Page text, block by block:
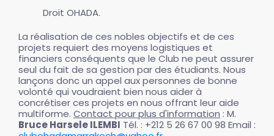
Droit OHADA.
La réalisation de ces nobles objectifs et de ces
projets requiert des moyens logistiques et
financiers conséquents que le Club ne peut assurer
seul du fait de sa gestion par des étudiants. Nous
lançons donc un appel aux personnes de bonne
volonté qui voudraient bien nous aider à
concrétiser ces projets en nous offrant leur aide
multiforme. Contact pour plus d'information : M.
Bruce Harsele ILEMBI Tél. : +212 5 26 67 00 98 Email :